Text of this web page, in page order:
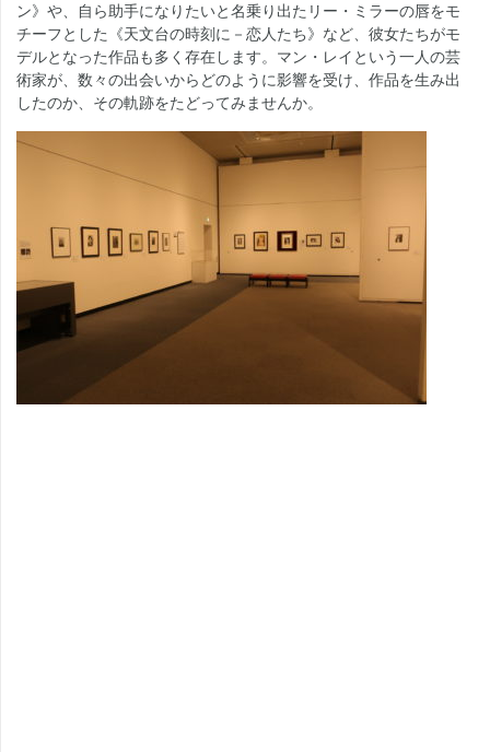
ン》や、自ら助手になりたいと名乗り出たリー・ミラーの唇をモ
チーフとした《天文台の時刻に－恋人たち》など、彼女たちがモ
デルとなった作品も多く存在します。マン・レイという一人の芸
術家が、数々の出会いからどのように影響を受け、作品を生み出
したのか、その軌跡をたどってみませんか。